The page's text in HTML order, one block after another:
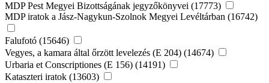
MDP Pest Megyei Bizottságának jegyzőkönyvei (17773)
MDP iratok a Jász-Nagykun-Szolnok Megyei Levéltárban (16742)
Falufotó (15646)
Vegyes, a kamara által őrzött levelezés (E 204) (14674)
Urbaria et Conscriptiones (E 156) (14191)
Kataszteri iratok (13603)